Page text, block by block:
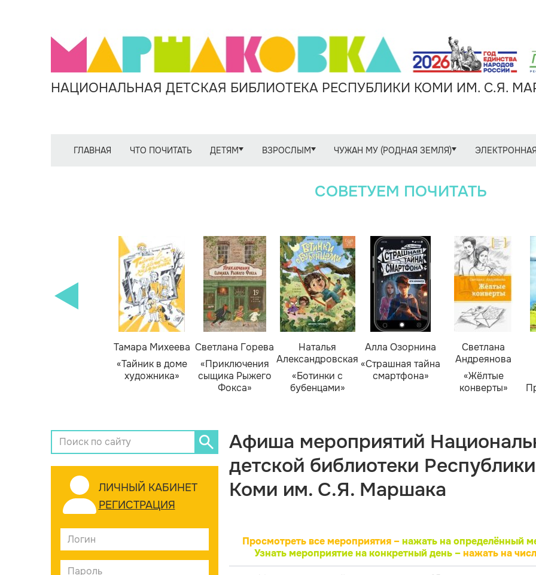
НАЦИОНАЛЬНАЯ ДЕТСКАЯ БИБЛИОТЕКА РЕСПУБЛИКИ КОМИ ИМ. С.Я.
ГЛАВНАЯ ЧТО ПОЧИТАТЬ ДЕТЯМ ВЗРОСЛЫМ ЧУЖАН МУ (РОДНАЯ ЗЕМЛЯ)
СОВЕТУЕМ ПОЧИТАТЬ
Тамара Михеева
«Тайник в доме
художника»
Светлана Горева
«Приключения
сыщика Рыжего
Фокса»
Наталья
Александровская
«Ботинки с
бубенцами»
Алла Озорнина
«Страшная тайна
смартфона»
Светлана
Андреянова
«Жёлтые
конверты»
ЛИЧНЫЙ КАБИНЕТ
РЕГИСТРАЦИЯ
Афиша мероприятий
детской библиотеки Республики
Коми им. С.Я. Маршака
Просмотреть все мероприятия – нажать на определённый
Узнать мероприятие на конкретный день –нажать на